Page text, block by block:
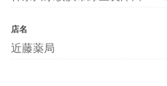
店名
近藤薬局